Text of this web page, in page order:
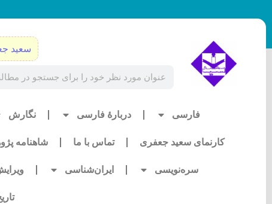
به
سعید
فارسی دربارۀ فارسی نگارش
کارنمای سعید جعفری تماس با ما شاهنامه
سره‌نویسی ایران‌شناسی